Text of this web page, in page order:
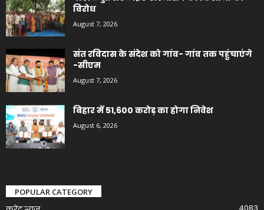
विरोध
August 7, 2026
संत रविदास के संदेश को गांव- गांव तक पहुंचाएंगे
-सीएम
August 7, 2026
बिहार में 51,600 करोड़ का होगा निवेश
August 6, 2026
POPULAR CATEGORY